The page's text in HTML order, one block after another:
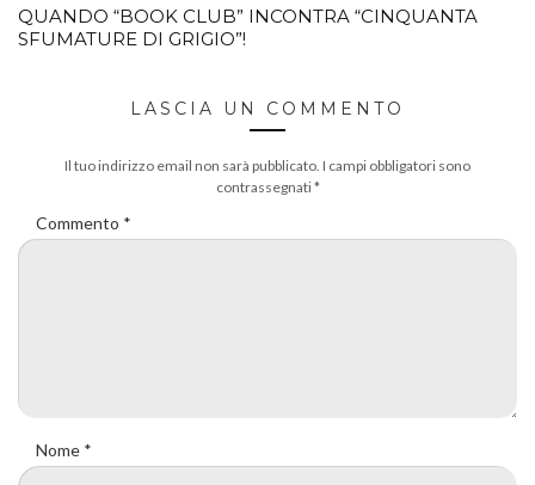
QUANDO “BOOK CLUB” INCONTRA “CINQUANTA
SFUMATURE DI GRIGIO”!
LASCIA UN COMMENTO
Il tuo indirizzo email non sarà pubblicato. I campi obbligatori sono
contrassegnati*
Commento *
Nome *